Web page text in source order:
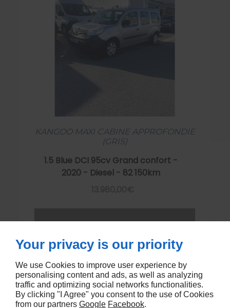
KANGOO MAXI CABINE APPROFONDIE
(GRIS)
1.5 Blue DCI 95cv Grand confort -
2020 - Diesel - 82 150km
Your privacy is our priority
We use Cookies to improve user experience by
personalising content and ads, as well as analyzing
traffic and optimizing social networks functionalities.
By clicking "I Agree" you consent to the use of Cookies
from our partners Google Facebook.